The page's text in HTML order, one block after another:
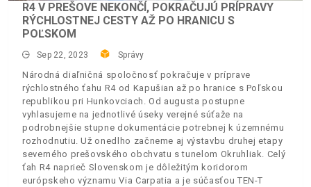
R4 V PREŠOVE NEKONČÍ, POKRAČUJÚ PRÍPRAVY
RÝCHLOSTNEJ CESTY AŽ PO HRANICU S
POĽSKOM
Sep 22, 2023 Správy
Národná diaľničná spoločnosť pokračuje v príprave
rýchlostného ťahu R4 od Kapušian až po hranice s Poľskou
republikou pri Hunkovciach. Od augusta postupne
vyhlasujeme na jednotlivé úseky verejné súťaže na
podrobnejšie stupne dokumentácie potrebnej k územnému
rozhodnutiu. Už onedlho začneme aj výstavbu druhej etapy
severného prešovského obchvatu s tunelom Okruhliak. Celý
ťah R4 naprieč Slovenskom je dôležitým koridorom
európskeho významu Via Carpatia a je súčasťou TEN-T